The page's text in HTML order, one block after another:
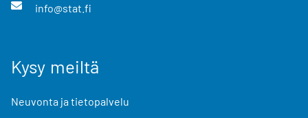
info@stat.fi
Kysy meiltä
Neuvonta ja tietopalvelu